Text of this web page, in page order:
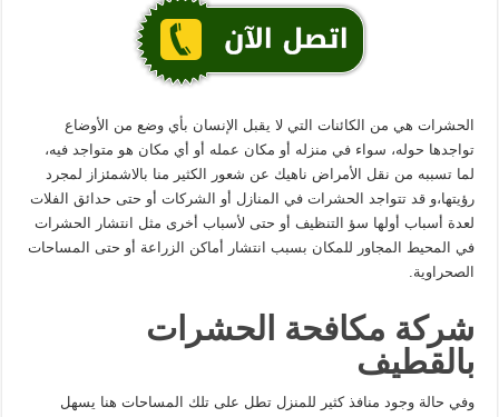
الحشرات هي من الكائنات التي لا يقبل الإنسان بأي وضع من الأوضاع
تواجدها حوله، سواء في منزله أو مكان عمله أو أي مكان هو متواجد فيه،
لما تسببه من نقل الأمراض ناهيك عن شعور الكثير منا بالاشمئزاز لمجرد
رؤيتها،و قد تتواجد الحشرات في المنازل أو الشركات أو حتى حدائق الفلات
لعدة أسباب أولها سؤ التنظيف أو حتى لأسباب أخرى مثل انتشار الحشرات
في المحيط المجاور للمكان بسبب انتشار أماكن الزراعة أو حتى المساحات
الصحراوية.
شركة مكافحة الحشرات
بالقطيف
وفي حالة وجود منافذ كثير للمنزل تطل على تلك المساحات هنا يسهل